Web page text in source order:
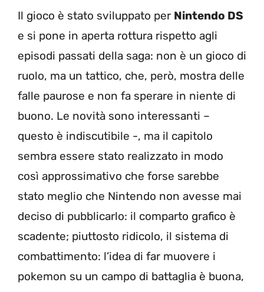
Il gioco è stato sviluppato per Nintendo DS
e si pone in aperta rottura rispetto agli
episodi passati della saga: non è un gioco di
ruolo, ma un tattico, che, però, mostra delle
falle paurose e non fa sperare in niente di
buono. Le novità sono interessanti –
questo è indiscutibile -, ma il capitolo
sembra essere stato realizzato in modo
così approssimativo che forse sarebbe
stato meglio che Nintendo non avesse mai
deciso di pubblicarlo: il comparto grafico è
scadente; piuttosto ridicolo, il sistema di
combattimento: l’idea di far muovere i
pokemon su un campo di battaglia è buona,